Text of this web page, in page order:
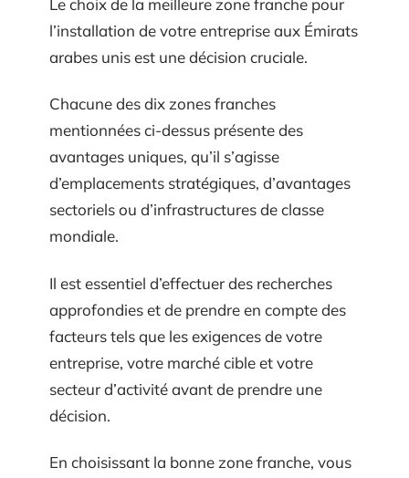
l’installation de votre entreprise aux Émirats
arabes unis est une décision cruciale.
Chacune des dix zones franches
mentionnées ci-dessus présente des
avantages uniques, qu’il s’agisse
d’emplacements stratégiques, d’avantages
sectoriels ou d’infrastructures de classe
mondiale.
Il est essentiel d’effectuer des recherches
approfondies et de prendre en compte des
facteurs tels que les exigences de votre
entreprise, votre marché cible et votre
secteur d’activité avant de prendre une
décision.
En choisissant la bonne zone franche, vous